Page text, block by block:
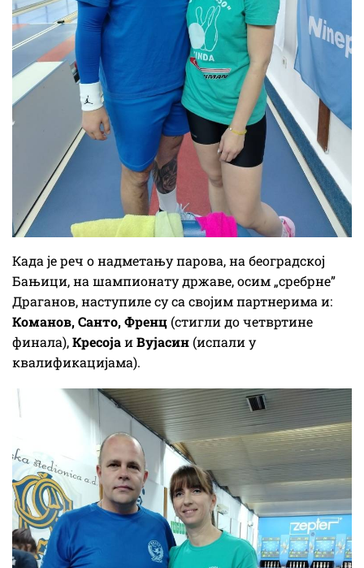
Када је реч о надметању парова, на београдској
Бањици, на шампионату државе, осим „сребрне”
Драганов, наступиле су са својим партнерима и:
Команов, Санто, Френц(стигли до четвртине
финала),КресојаиВујасин(испали у
квалификацијама).